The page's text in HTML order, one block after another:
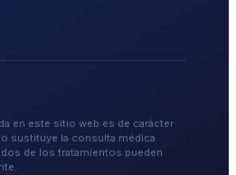
en este sitio web es de carácter
sustituye la consulta médica
de los tratamientos pueden